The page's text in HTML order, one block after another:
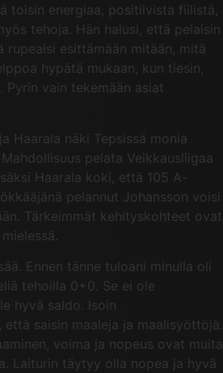
toisin energiaa, positiivista fiilistä,
tehoja. Hän halusi, että pelaisin
rupeaisi esittämään mitään, mitä
hypätä mukaan, kun tiesin,
vain tekemään asiat
Haarala näki Tepsissä monia
pelata Veikkausliigaa
Haarala koki, että 105 A-
pelannut Johansson voisi
Tärkeimmät kehityskohteet ovat
Ennen tänne tuloani minulla oli
tehoilla 0+0. Se ei ole
hyvä saldo. Isoin
että saisin maaleja ja maalisyöttöjä.
voima ja nopeus ovat muita
Laiturin täytyy olla nopea ja hyvä